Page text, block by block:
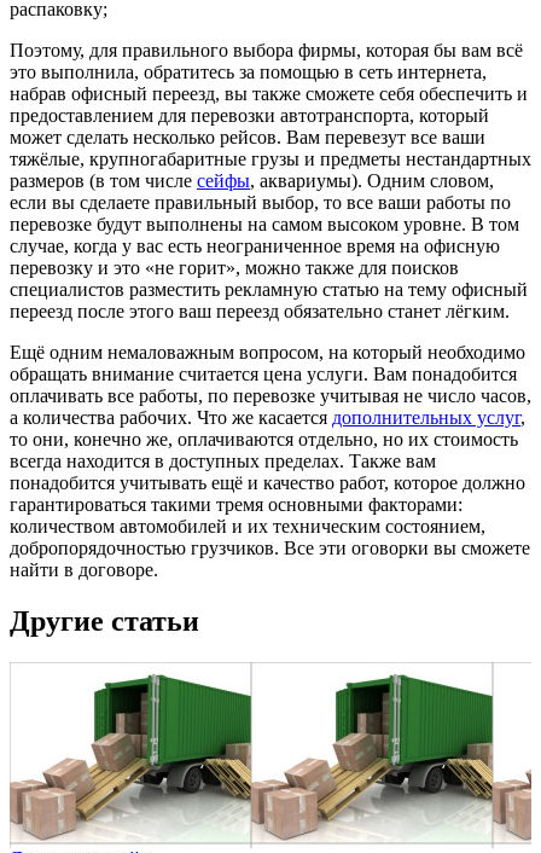
распаковку;
Поэтому, для правильного выбора фирмы, которая бы вам всё
это выполнила, обратитесь за помощью в сеть интернета,
набрав офисный переезд, вы также сможете себя обеспечить и
предоставлением для перевозки автотранспорта, который
может сделать несколько рейсов. Вам перевезут все ваши
тяжёлые, крупногабаритные грузы и предметы нестандартных
размеров (в том числе сейфы, аквариумы). Одним словом,
если вы сделаете правильный выбор, то все ваши работы по
перевозке будут выполнены на самом высоком уровне. В том
случае, когда у вас есть неограниченное время на офисную
перевозку и это «не горит», можно также для поисков
специалистов разместить рекламную статью на тему офисный
переезд после этого ваш переезд обязательно станет лёгким.
Ещё одним немаловажным вопросом, на который необходимо
обращать внимание считается цена услуги. Вам понадобится
оплачивать все работы, по перевозке учитывая не число часов,
а количества рабочих. Что же касается дополнительных услуг,
то они, конечно же, оплачиваются отдельно, но их стоимость
всегда находится в доступных пределах. Также вам
понадобится учитывать ещё и качество работ, которое должно
гарантироваться такими тремя основными факторами:
количеством автомобилей и их техническим состоянием,
добропорядочностью грузчиков. Все эти оговорки вы сможете
найти в договоре.
Другие статьи